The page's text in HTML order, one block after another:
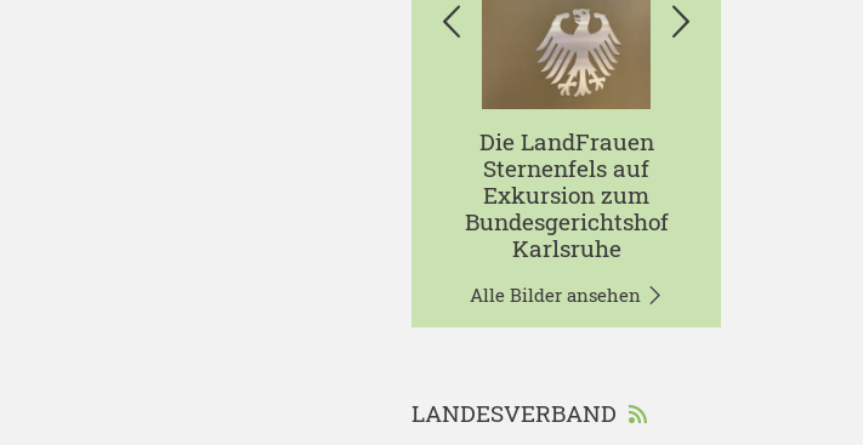
Die LandFrauen
Sternenfels auf
Exkursion zum
Bundesgerichtshof
Karlsruhe
Alle Bilder ansehen
LANDESVERBAND